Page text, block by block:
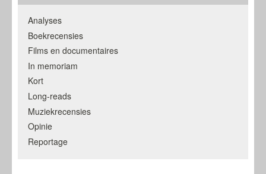
Analyses
Boekrecensies
Films en documentaires
In memoriam
Kort
Long-reads
Muziekrecensies
Opinie
Reportage